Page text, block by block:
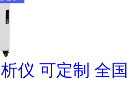
仪 可定制 全国